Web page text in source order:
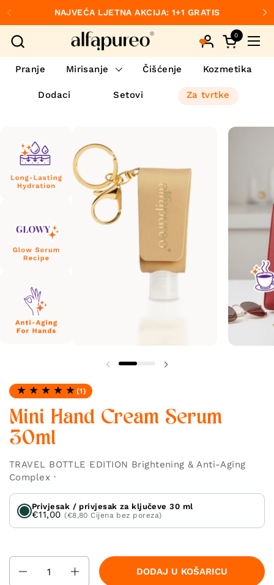
Preskoči na sadržaj
Prethodno
NAJVEĆA LJETNA AKCIJA: 1+1 GRATIS
Otvori
0
Pranje Mirisanje Čišćenje Kozmetika
Dodaci Setovi Za tvrtke
Ocjena: 5.0 od 5
(1)
Mini Hand Cream Serum
30ml
TRAVEL BOTTLE EDITION Brightening & Anti-Aging
Complex ·
Privjesak / privjesak za ključeve 30 ml
€11,00(€8,80 Cijena bez poreza)
DODAJ U KOŠARICU